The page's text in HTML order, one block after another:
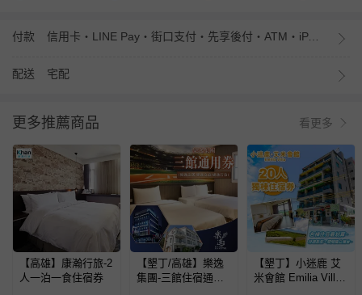
付款 信用卡・LINE Pay・街口支付・先享後付・ATM・iPASS MONEY
配送 宅配
更多推薦商品 看更多
【高雄】康瀚行旅-2
人一泊一食住宿券
【墾丁/高雄】樂逸
集團-三館住宿通用
【墾丁】小迷鹿 艾
米會館 Emilia Villa-